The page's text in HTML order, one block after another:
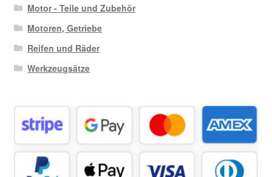
Motor - Teile und Zubehör
Motoren, Getriebe
Reifen und Räder
Werkzeugsätze